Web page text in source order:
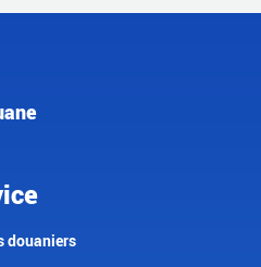
douaniers